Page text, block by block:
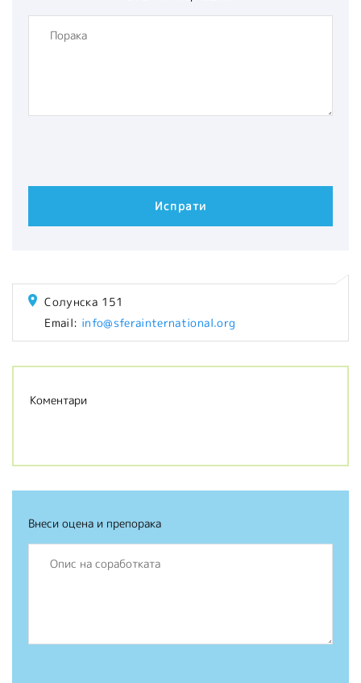
Солунска 151
Email: info@sferainternational.org
Коментари
Внеси оцена и препорака